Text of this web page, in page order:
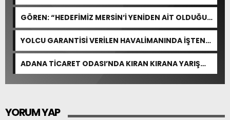
GÖREN: “HEDEFİMİZ MERSİN’İ YENİDEN AİT OLDUĞU
YERE TAŞIMAK”
YOLCU GARANTİSİ VERİLEN HAVALİMANINDA İŞTEN
ÇIKARMA VAR
ADANA TİCARET ODASI’NDA KIRAN KIRANA YARIŞ
BEKLENİYOR
YORUM YAP